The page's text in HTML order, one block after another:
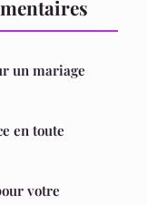
un mariage
en toute
votre